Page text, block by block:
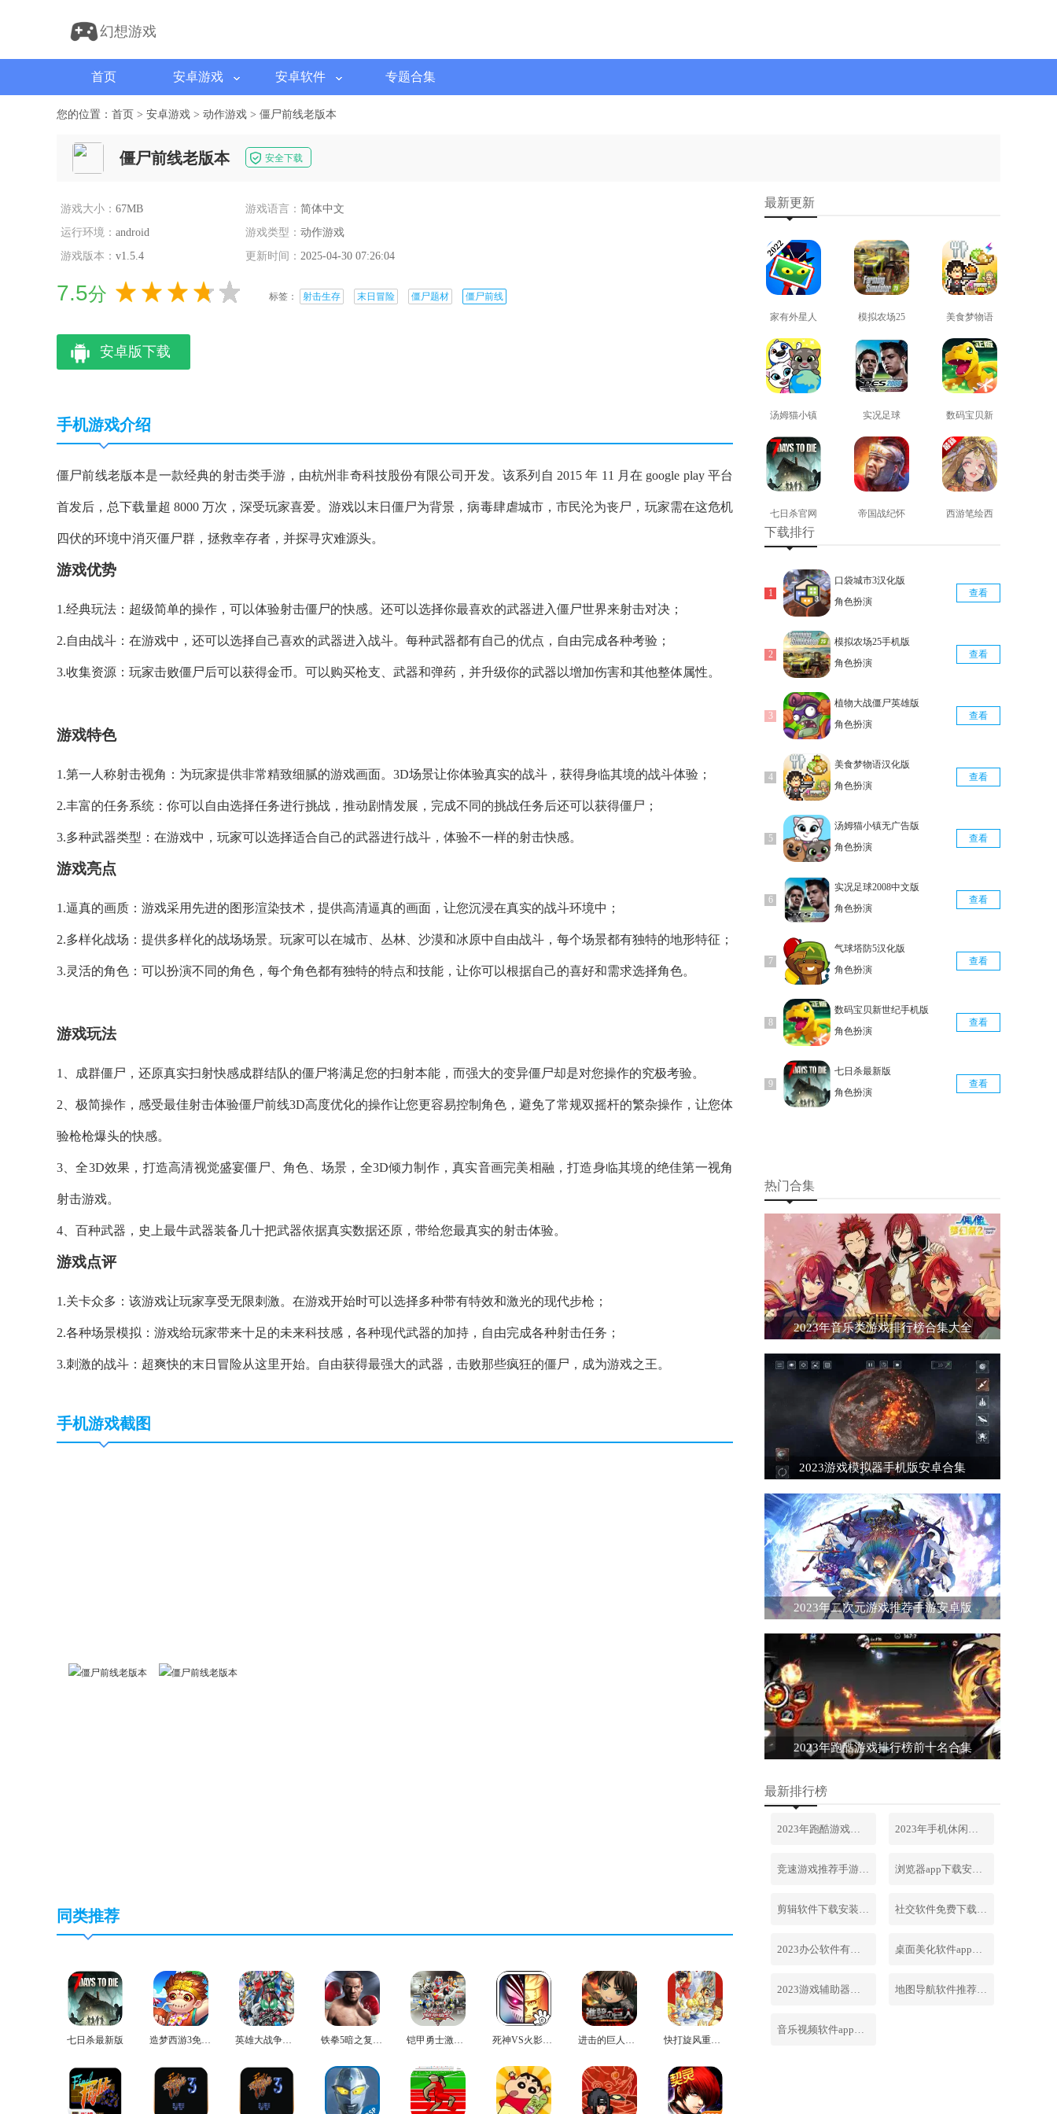
幻想游戏
首页 安卓游戏 安卓软件 专题合集
您的位置： 首页 > 安卓游戏 > 动作游戏 > 僵尸前线老版本
僵尸前线老版本 安全下载
游戏大小： 67MB 游戏语言： 简体中文
运行环境： android 游戏类型： 动作游戏
游戏版本： v1.5.4 更新时间： 2025-04-30 07:26:04
7.5分 标签： 射击生存 末日冒险 僵尸题材 僵尸前线
安卓版下载
手机游戏介绍
僵尸前线老版本是一款经典的射击类手游，由杭州非奇科技股份有限公司开发。该系列自 2015 年 11 月在 google play 平台
首发后，总下载量超 8000 万次，深受玩家喜爱。游戏以末日僵尸为背景，病毒肆虐城市，市民沦为丧尸，玩家需在这危机
四伏的环境中消灭僵尸群，拯救幸存者，并探寻灾难源头。
游戏优势
1.经典玩法：超级简单的操作，可以体验射击僵尸的快感。还可以选择你最喜欢的武器进入僵尸世界来射击对决；
2.自由战斗：在游戏中，还可以选择自己喜欢的武器进入战斗。每种武器都有自己的优点，自由完成各种考验；
3.收集资源：玩家击败僵尸后可以获得金币。可以购买枪支、武器和弹药，并升级你的武器以增加伤害和其他整体属性。
游戏特色
1.第一人称射击视角：为玩家提供非常精致细腻的游戏画面。3D场景让你体验真实的战斗，获得身临其境的战斗体验；
2.丰富的任务系统：你可以自由选择任务进行挑战，推动剧情发展，完成不同的挑战任务后还可以获得僵尸；
3.多种武器类型：在游戏中，玩家可以选择适合自己的武器进行战斗，体验不一样的射击快感。
游戏亮点
1.逼真的画质：游戏采用先进的图形渲染技术，提供高清逼真的画面，让您沉浸在真实的战斗环境中；
2.多样化战场：提供多样化的战场场景。玩家可以在城市、丛林、沙漠和冰原中自由战斗，每个场景都有独特的地形特征；
3.灵活的角色：可以扮演不同的角色，每个角色都有独特的特点和技能，让你可以根据自己的喜好和需求选择角色。
游戏玩法
1、成群僵尸，还原真实扫射快感成群结队的僵尸将满足您的扫射本能，而强大的变异僵尸却是对您操作的究极考验。
2、极简操作，感受最佳射击体验僵尸前线3D高度优化的操作让您更容易控制角色，避免了常规双摇杆的繁杂操作，让您体
验枪枪爆头的快感。
3、全3D效果，打造高清视觉盛宴僵尸、角色、场景，全3D倾力制作，真实音画完美相融，打造身临其境的绝佳第一视角
射击游戏。
4、百种武器，史上最牛武器装备几十把武器依据真实数据还原，带给您最真实的射击体验。
游戏点评
1.关卡众多：该游戏让玩家享受无限刺激。在游戏开始时可以选择多种带有特效和激光的现代步枪；
2.各种场景模拟：游戏给玩家带来十足的未来科技感，各种现代武器的加持，自由完成各种射击任务；
3.刺激的战斗：超爽快的末日冒险从这里开始。自由获得最强大的武器，击败那些疯狂的僵尸，成为游戏之王。
手机游戏截图
同类推荐
七日杀最新版 造梦西游3免费版 英雄大战争极限安卓版 铁拳5暗之复苏中文版 铠甲勇士激斗传2最新版 死神VS火影绊无广告版 进击的巨人正版 快打旋风重制版
最新更新
家有外星人
免费版
查看
模拟农场25
免费版
查看
美食梦物语
正版
查看
汤姆猫小镇
免费版
查看
实况足球
2008安卓版
查看
数码宝贝新
世纪免费版
查看
七日杀官网
版
查看
帝国战纪怀
西游笔绘西
下载排行
口袋城市3汉化版
角色扮演
查看
模拟农场25手机版
角色扮演
查看
植物大战僵尸英雄版
角色扮演
查看
美食梦物语汉化版
角色扮演
查看
汤姆猫小镇无广告版
角色扮演
查看
实况足球2008中文版
角色扮演
查看
气球塔防5汉化版
角色扮演
查看
数码宝贝新世纪手机版
角色扮演
查看
七日杀最新版
角色扮演
查看
热门合集
2023年音乐类游戏排行榜合集大全
2023游戏模拟器手机版安卓合集
2023年二次元游戏推荐手游安卓版
2023年跑酷游戏排行榜前十名合集
最新排行榜
2023年跑酷游戏排行榜前十名合集 2023年手机休闲游戏排行榜前十名
竞速游戏推荐手游排行榜最新2023 浏览器app下载安装免费官网
剪辑软件下载安装免费手机版 社交软件免费下载安装大全最新
2023办公软件有哪些合集软件 桌面美化软件app下载安卓版
2023游戏辅助器软件大全免费 地图导航软件推荐下载安装手机版
音乐视频软件app下载安装免费